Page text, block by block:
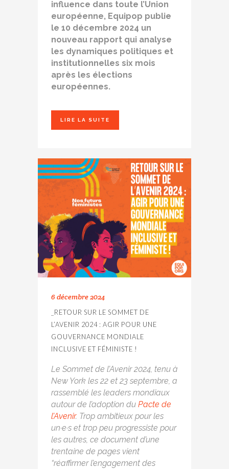
influence dans toute l’Union
européenne, Equipop publie
le 10 décembre 2024 un
nouveau rapport qui analyse
les dynamiques politiques et
institutionnelles six mois
après les élections
européennes.
LIRE LA SUITE
6 décembre 2024
_RETOUR SUR LE SOMMET DE
L’AVENIR 2024 : AGIR POUR UNE
GOUVERNANCE MONDIALE
INCLUSIVE ET FÉMINISTE !
Le Sommet de l’Avenir 2024, tenu à
New York les 22 et 23 septembre, a
rassemblé les leaders mondiaux
autour de l’adoption du Pacte de
l’Avenir. Trop ambitieux pour les
un·e·s et trop peu progressiste pour
les autres, ce document d’une
trentaine de pages vient
“réaffirmer l’engagement des